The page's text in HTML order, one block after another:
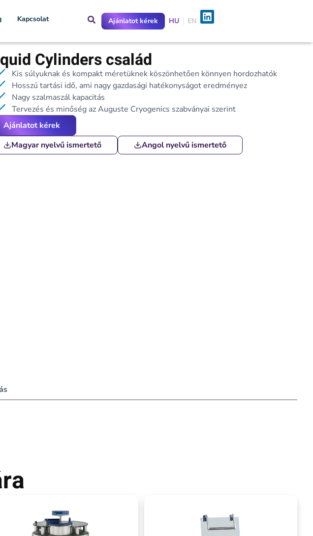
Kapcsolat Ajánlatot kérek HU EN
Cylinders család
Kis súlyuknak és kompakt méretüknek köszönhetően könnyen hordozhatók
Hosszú tartási idő, ami nagy gazdasági hatékonyságot eredményez
Nagy szalmaszál kapacitás
Tervezés és minőség az Auguste Cryogenics szabványai szerint
Ajánlatot kérek
Magyar nyelvű ismertető
Angol nyelvű ismertető